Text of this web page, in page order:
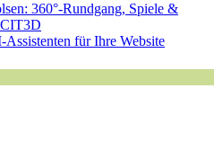
360°-Rundgang, Spiele &
für Ihre Website